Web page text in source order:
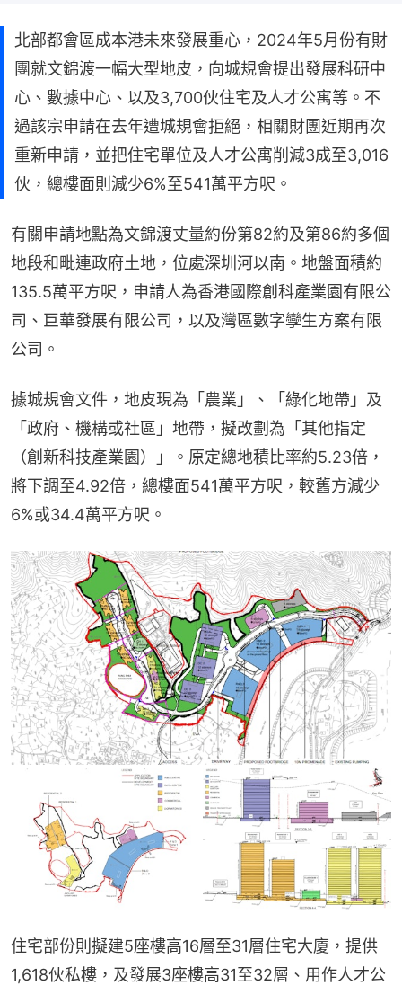
北部都會區成本港未來發展重心，2024年5月份有財
團就文錦渡一幅大型地皮，向城規會提出發展科研中
心、數據中心、以及3,700伙住宅及人才公寓等。不
過該宗申請在去年遭城規會拒絕，相關財團近期再次
重新申請，並把住宅單位及人才公寓削減3成至3,016
伙，總樓面則減少6%至541萬平方呎。
有關申請地點為文錦渡丈量約份第82約及第86約多個
地段和毗連政府土地，位處深圳河以南。地盤面積約
135.5萬平方呎，申請人為香港國際創科產業園有限公
司、巨華發展有限公司，以及灣區數字孿生方案有限
公司。
據城規會文件，地皮現為「農業」、「綠化地帶」及
「政府、機構或社區」地帶，擬改劃為「其他指定
（創新科技產業園）」。原定總地積比率約5.23倍，
將下調至4.92倍，總樓面541萬平方呎，較舊方減少
6%或34.4萬平方呎。
住宅部份則擬建5座樓高16層至31層住宅大廈，提供
1,618伙私樓，及發展3座樓高31至32層、用作人才公